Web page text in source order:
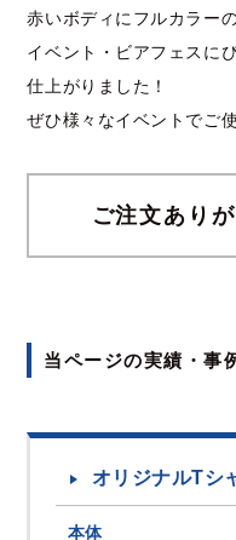
赤いボディにフルカラー
イベント・ビアフェスに
仕上がりました！
ぜひ様々なイベントでご
ご注文あり
当ページの実績・事
オリジナルTシ
本体